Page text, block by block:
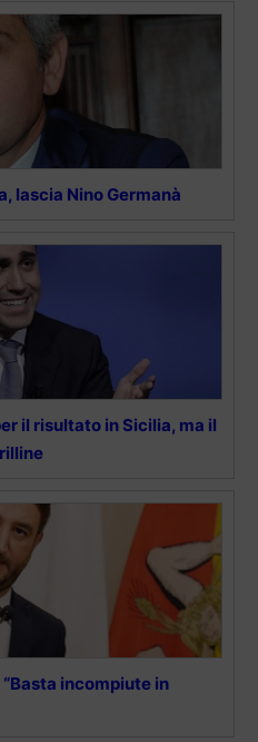
lascia Nino Germanà
il risultato in Sicilia, ma il
incompiute in